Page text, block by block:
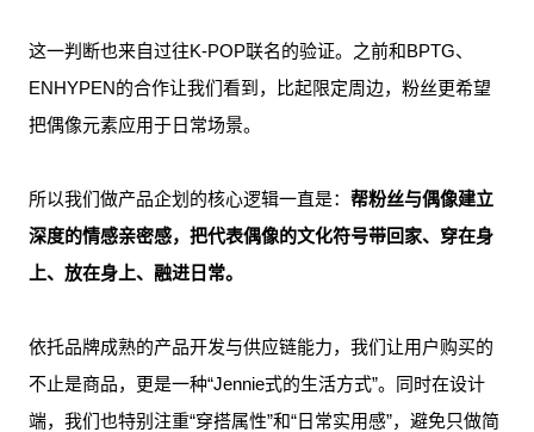
这一判断也来自过往K-POP联名的验证。之前和BPTG、
ENHYPEN的合作让我们看到，比起限定周边，粉丝更希望
把偶像元素应用于日常场景。
所以我们做产品企划的核心逻辑一直是： 帮粉丝与偶像建立
深度的情感亲密感，把代表偶像的文化符号带回家、穿在身
上、放在身上、融进日常。
依托品牌成熟的产品开发与供应链能力，我们让用户购买的
不止是商品，更是一种“Jennie式的生活方式”。同时在设计
端，我们也特别注重“穿搭属性”和“日常实用感”，避免只做简